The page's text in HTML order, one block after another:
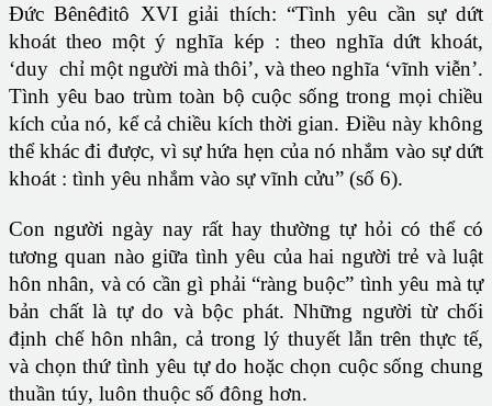
Đức Bênêđitô XVI giải thích: “Tình yêu cần sự dứt
khoát theo một ý nghĩa kép : theo nghĩa dứt khoát,
‘duy chỉ một người mà thôi’, và theo nghĩa ‘vĩnh viễn’.
Tình yêu bao trùm toàn bộ cuộc sống trong mọi chiều
kích của nó, kể cả chiều kích thời gian. Điều này không
thể khác đi được, vì sự hứa hẹn của nó nhắm vào sự dứt
khoát : tình yêu nhắm vào sự vĩnh cửu” (số 6).
Con người ngày nay rất hay thường tự hỏi có thể có
tương quan nào giữa tình yêu của hai người trẻ và luật
hôn nhân, và có cần gì phải “ràng buộc” tình yêu mà tự
bản chất là tự do và bộc phát. Những người từ chối
định chế hôn nhân, cả trong lý thuyết lẫn trên thực tế,
và chọn thứ tình yêu tự do hoặc chọn cuộc sống chung
thuần túy, luôn thuộc số đông hơn.